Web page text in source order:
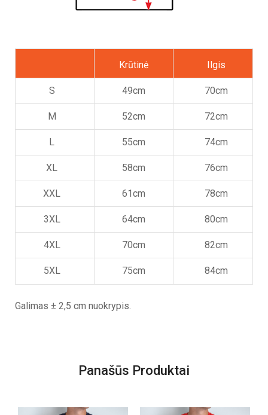
Krūtinė Ilgis
S 49cm 70cm
M 52cm 72cm
L 55cm 74cm
XL 58cm 76cm
XXL 61cm 78cm
3XL 64cm 80cm
4XL 70cm 82cm
5XL 75cm 84cm
Galimas ± 2,5 cm nuokrypis.
Panašūs Produktai